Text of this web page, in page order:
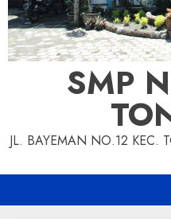
SMP
JL. BAYEMAN NO.12 KEC.